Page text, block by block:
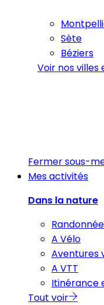
Sète
Béziers
Voir nos villes
Fermer sous-
Mes activités
Dans la nature
A Vélo
Aventures
A VTT
Itinérance
Tout voir